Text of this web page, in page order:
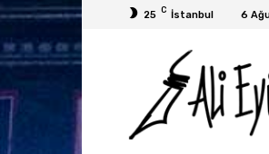
25 C İstanbul 6